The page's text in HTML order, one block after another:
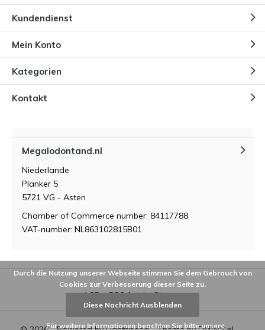
Kundendienst
Mein Konto
Kategorien
Kontakt
Megalodontand.nl
Niederlande
Planker 5
5721 VG - Asten
Chamber of Commerce number: 84117788
VAT-number: NL863102815B01
AGB RSS feed Sitemap
Durch die Nutzung unserer Webseite stimmen Sie dem Gebrauch von
Cookies zur Verbesserung dieser Seite zu.
Diese Nachricht Ausblenden
Für weitere Informationen beachten Sie bitte unsere